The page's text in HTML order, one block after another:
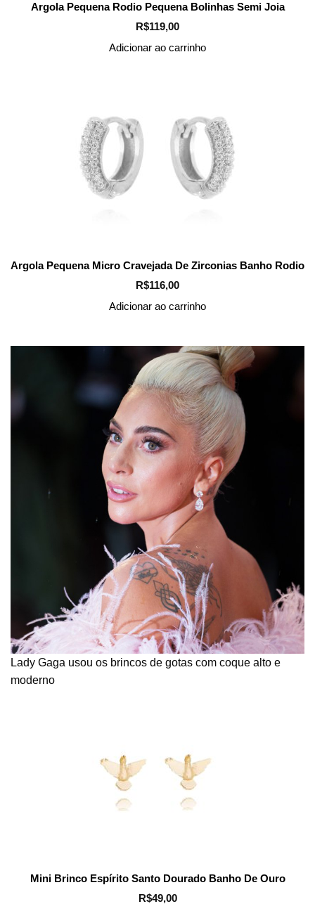
Argola Pequena Rodio Pequena Bolinhas Semi Joia
R$119,00
Adicionar ao carrinho
Argola Pequena Micro Cravejada De Zirconias Banho Rodio
R$116,00
Adicionar ao carrinho
Lady Gaga usou os brincos de gotas com coque alto e
moderno
Mini Brinco Espírito Santo Dourado Banho De Ouro
R$49,00